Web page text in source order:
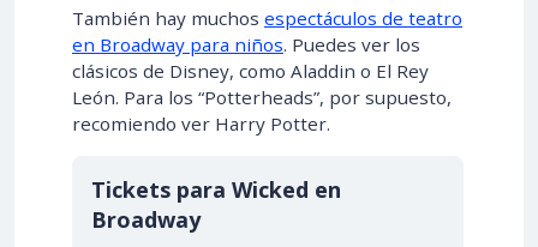
También hay muchos espectáculos de teatro
en Broadway para niños. Puedes ver los
clásicos de Disney, como Aladdin o El Rey
León. Para los “Potterheads”, por supuesto,
recomiendo ver Harry Potter.
Tickets para Wicked en
Broadway